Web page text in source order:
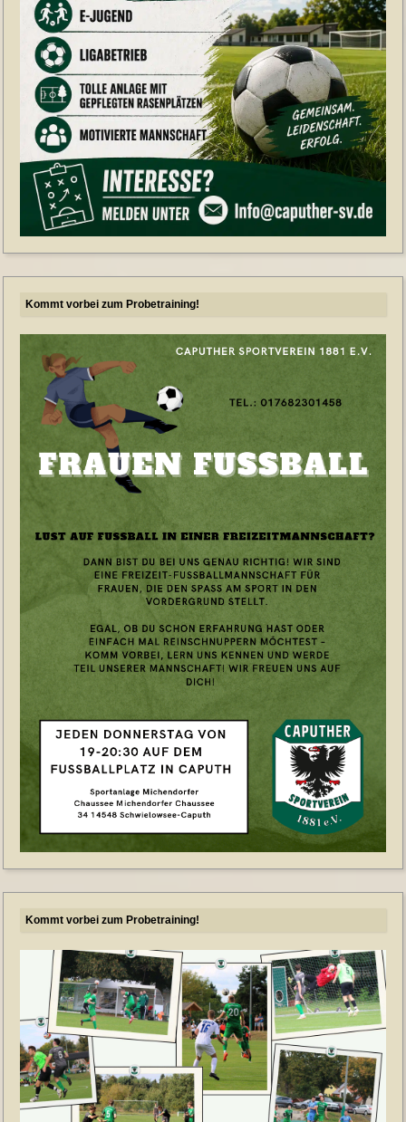
Kommt vorbei zum Probetraining!
Kommt vorbei zum Probetraining!